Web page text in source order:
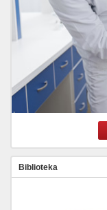
Biblioteka